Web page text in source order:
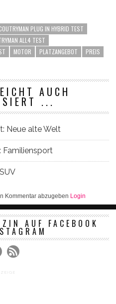
PLUG IN HYBRID TEST
ALL4 TEST
MOTOR PLATZANGEBOT
PREIS
AUCH
...
Neue alte Welt
Familiensport
Kommentar abzugeben Login
AUF FACEBOOK